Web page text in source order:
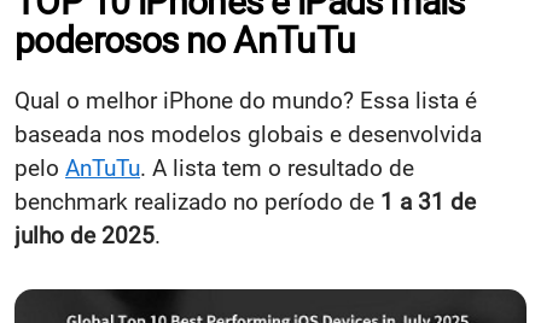
poderosos no AnTuTu
Qual o melhor iPhone do mundo? Essa lista é
baseada nos modelos globais e desenvolvida
pelo AnTuTu. A lista tem o resultado de
benchmark realizado no período de 1 a 31 de
julho de 2025.